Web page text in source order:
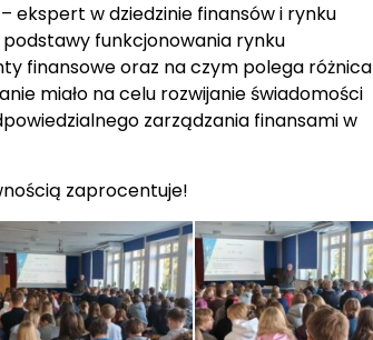
– ekspert w dziedzinie finansów i rynku
funkcjonowania rynku
finansowe oraz na czym polega różnica
miało na celu rozwijanie świadomości
zarządzania finansami w
zaprocentuje!